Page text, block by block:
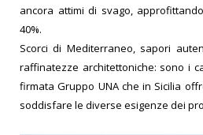
ancora attimi di svago,
40%.
Scorci di Mediterraneo, sapori
raffinatezze architettoniche: sono i
firmata Gruppo UNA che in Sicilia
soddisfare le diverse esigenze dei